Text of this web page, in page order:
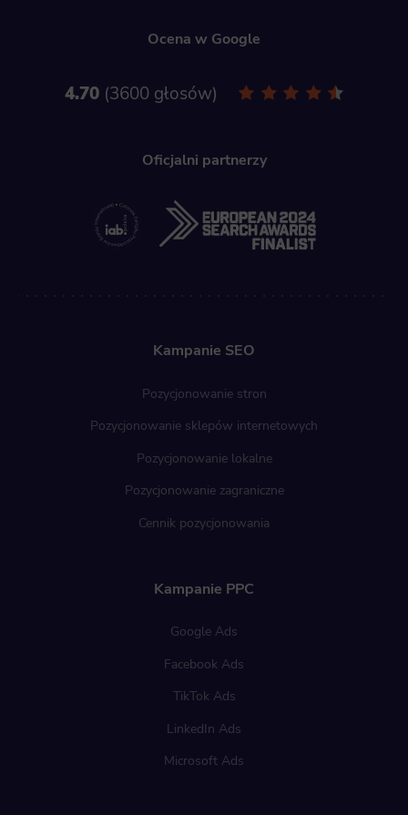
Ocena w Google
4.70 3600 głosów
Oficjalni partnerzy
Kampanie SEO
Pozycjonowanie stron
Pozycjonowanie sklepów internetowych
Pozycjonowanie lokalne
Pozycjonowanie zagraniczne
Cennik pozycjonowania
Kampanie PPC
Google Ads
Facebook Ads
TikTok Ads
LinkedIn Ads
Microsoft Ads